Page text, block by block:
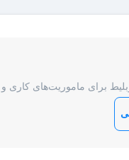
برای ماموریت‌های کاری و